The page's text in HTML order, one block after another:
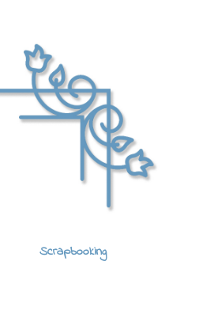
Scrapbooking